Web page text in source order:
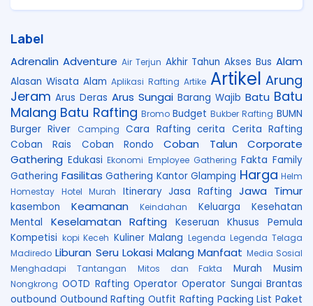
Label
Adrenalin Adventure Air Terjun Akhir Tahun Akses Bus Alam
Alasan Wisata Alam Aplikasi Rafting Artike Artikel Arung
Jeram Arus Deras Arus Sungai Barang Wajib Batu Batu
Malang Batu Rafting Bromo Budget Bukber Rafting BUMN
Burger River
Camping Cara Rafting cerita Cerita Rafting
Coban Rais
Coban Rondo Coban Talun
Corporate
Gathering Edukasi Ekonomi Employee Gathering Fakta Family
Gathering Fasilitas Gathering Kantor Glamping Harga Helm
Homestay Hotel Murah Itinerary Jasa Rafting Jawa Timur
kasembon Keamanan Keindahan Keluarga
Kesehatan
Mental
Keselamatan Rafting Keseruan
Khusus Pemula
Kompetisi kopi Keceh Kuliner Malang Legenda Legenda Telaga
Madiredo Liburan Seru Lokasi Malang Manfaat Media Sosial
Menghadapi Tantangan
Mitos dan Fakta Murah Musim
Nongkrong OOTD Rafting Operator Operator Sungai Brantas
outbound Outbound Rafting Outfit Rafting Packing List Paket